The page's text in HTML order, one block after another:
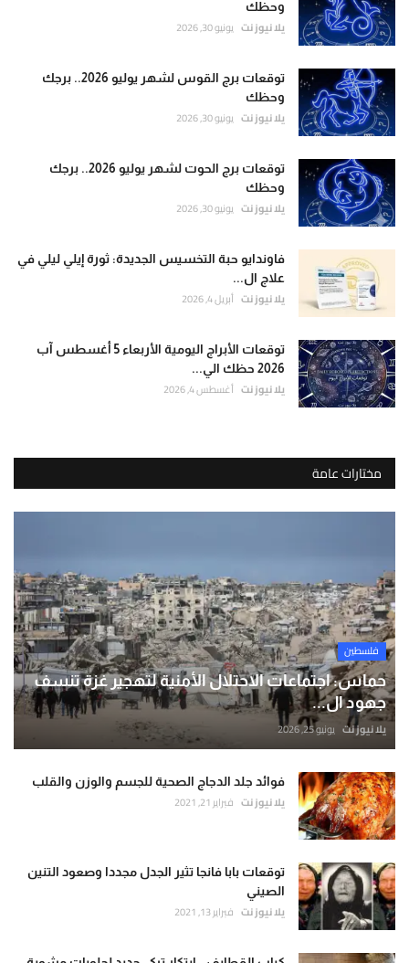
وحظك
يلا نيوز نت يونيو 30, 2026
توقعات برج القوس لشهر يوليو 2026.. برجك
وحظك
يلا نيوز نت يونيو 30, 2026
توقعات برج الحوت لشهر يوليو 2026.. برجك
وحظك
يلا نيوز نت يونيو 30, 2026
فاوندايو حبة التخسيس الجديدة: ثورة إيلي ليلي في
علاج ال...
يلا نيوز نت أبريل 4, 2026
توقعات الأبراج اليومية الأربعاء 5 أغسطس آب
2026 حظك الي...
يلا نيوز نت أغسطس 4, 2026
مختارات عامة
فلسطين
حماس: اجتماعات الاحتلال الأمنية لتهجير غزة تنسف
جهود ال...
يلا نيوز نت يونيو 25, 2026
فوائد جلد الدجاج الصحية للجسم والوزن والقلب
يلا نيوز نت فبراير 21, 2021
توقعات بابا فانجا تثير الجدل مجددا وصعود التنين
الصيني
يلا نيوز نت فبراير 13, 2021